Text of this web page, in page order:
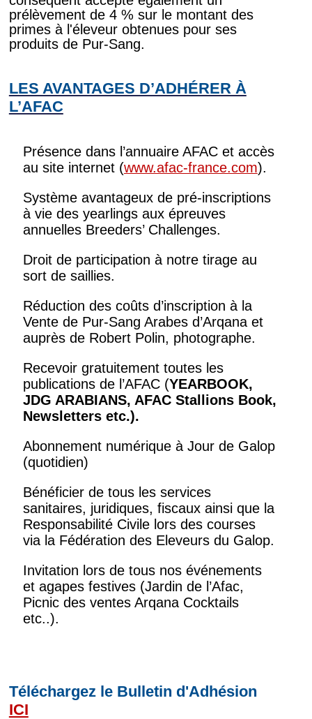
prélèvement de 4 % sur le montant des
primes à l'éleveur obtenues pour ses
produits de Pur-Sang.
LES AVANTAGES D’ADHÉRER À
L’AFAC
Présence dans l’annuaire AFAC et accès
au site internet (www.afac-france.com).
Système avantageux de pré-inscriptions
à vie des yearlings aux épreuves
annuelles Breeders’ Challenges.
Droit de participation à notre tirage au
sort de saillies.
Réduction des coûts d’inscription à la
Vente de Pur-Sang Arabes d’Arqana et
auprès de Robert Polin, photographe.
Recevoir gratuitement toutes les
publications de l’AFAC (YEARBOOK,
JDG ARABIANS, AFAC Stallions Book,
Newsletters etc.).
Abonnement numérique à Jour de Galop
(quotidien)
Bénéficier de tous les services
sanitaires, juridiques, fiscaux ainsi que la
Responsabilité Civile lors des courses
via la Fédération des Eleveurs du Galop.
Invitation lors de tous nos événements
et agapes festives (Jardin de l’Afac,
Picnic des ventes Arqana Cocktails
etc..).
Téléchargez le Bulletin d'Adhésion
ICI